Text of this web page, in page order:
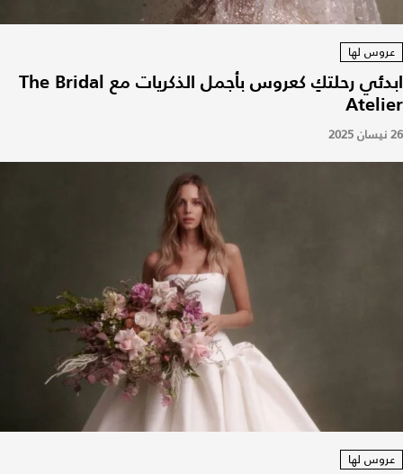
عروس لها
ابدئي رحلتكِ كعروس بأجمل الذكريات مع The Bridal
Atelier
26 نيسان 2025
عروس لها